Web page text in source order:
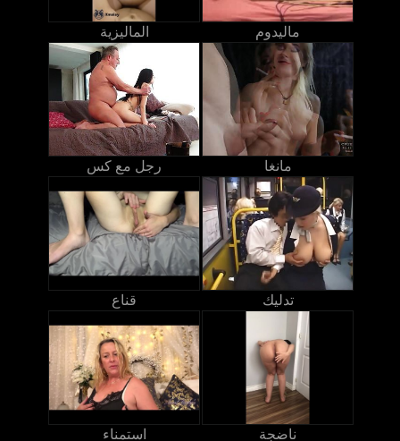
الماليزية ماليدوم
رجل مع كس مانغا
قناع تدليك
استمناء ناضجة